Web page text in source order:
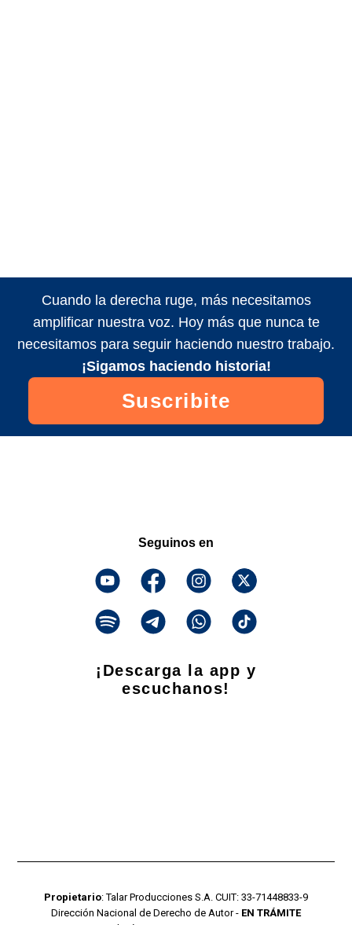
Cuando la derecha ruge, más necesitamos
amplificar nuestra voz. Hoy más que nunca te
necesitamos para seguir haciendo nuestro trabajo.
¡Sigamos haciendo historia!
Suscribite
Seguinos en
¡Descarga la app y
escuchanos!
Propietario: Talar Producciones S.A. CUIT: 33-71448833-9
Dirección Nacional de Derecho de Autor - EN TRÁMITE